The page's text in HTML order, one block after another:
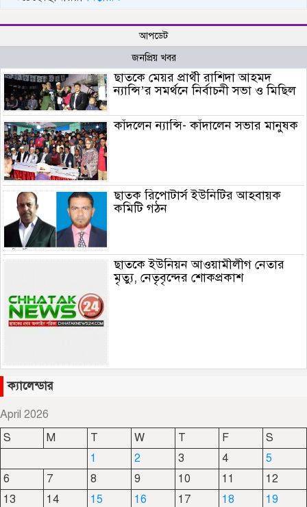
আপডেট
জনপ্রিয় খবর
ছাতকে মেয়র প্রার্থী রাশিদা আহমদ
ন্যান্সি’র সমর্থনে নির্বাচনী সভা ও মিছিল
কাঁদলেন ন্যান্সি- কাঁদালেন সভার মানুষক
ছাতক রিপোটার্স ইউনিটির আহবায়ক
কমিটি গঠন
ছাতকে ইউনিয়ন আওয়ামীলীগ নেতার
মৃত্যু, নেতৃবৃন্দের শোকপ্রকাশ
ছাতকে রুহুল আমীন ফাউন্ডেশনের
শীতবস্ত্র বিতরণ
ক্যালেন্ডার
April 2026
S
M T W T F
S
1
2 3 4
5
6
7 8 9 10 11
12
13
14 15 16 17 18
19